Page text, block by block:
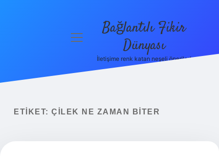
menüyü
Bağlantılı Fikir
Dünyası
İletişime renk katan neşeli öneriler!
ETIKET: ÇILEK NE ZAMAN BITER